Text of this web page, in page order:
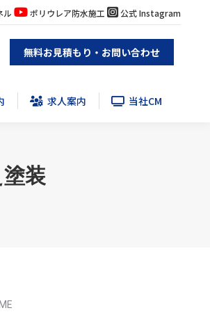
ル ポリウレア防水施工 公式 Instagram
無料お見積もり・お問い合わせ
求人案内 当社CM
装
求人案内 当社CM